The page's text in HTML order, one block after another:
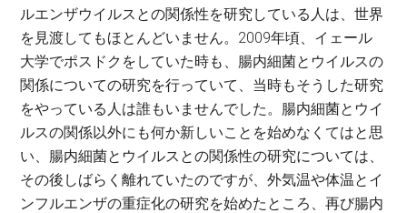
ルエンザウイルスとの関係性を研究している人は、世界
を見渡してもほとんどいません。2009年頃、​​イェール
大学でポスドクをしていた時も、腸内細菌とウイルスの
関係についての研究を行っていて、当時もそうした研究
をやっている人は誰もいませんでした。腸内細菌とウイ
ルスの関係以外にも何か新しいことを始めなくてはと思
い、腸内細菌とウイルスとの関係性の研究については、
その後しばらく離れていたのですが、外気温や体温とイ
ンフルエンザの重症化の研究を始めたところ、再び腸内